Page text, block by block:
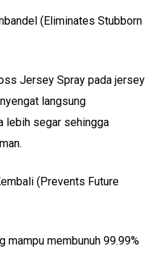
(Eliminates Stubborn
Jersey Spray pada jersey
langsung
lebih segar sehingga
(Prevents Future
mampu membunuh 99.99%